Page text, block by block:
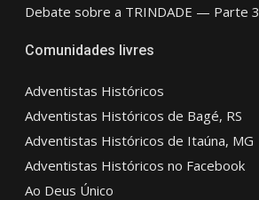
Debate sobre a TRINDADE — Parte 3
Comunidades livres
Adventistas Históricos
Adventistas Históricos de Bagé, RS
Adventistas Históricos de Itaúna, MG
Adventistas Históricos no Facebook
Ao Deus Único